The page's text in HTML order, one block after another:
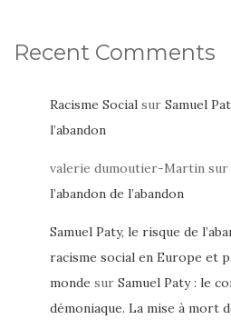
Recent Comments
Racisme Social sur Samuel
l’abandon
valerie dumoutier-Martin sur
l’abandon de l’abandon
Samuel Paty, le risque de
racisme social en Europe et
monde sur Samuel Paty : le
démoniaque. La mise à mort